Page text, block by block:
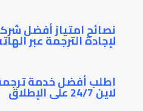
نصائح امتياز أفضل
لإجادة الترجمة عبر
اطلب أفضل خدمة
لاين 24/7 على الإطلاق